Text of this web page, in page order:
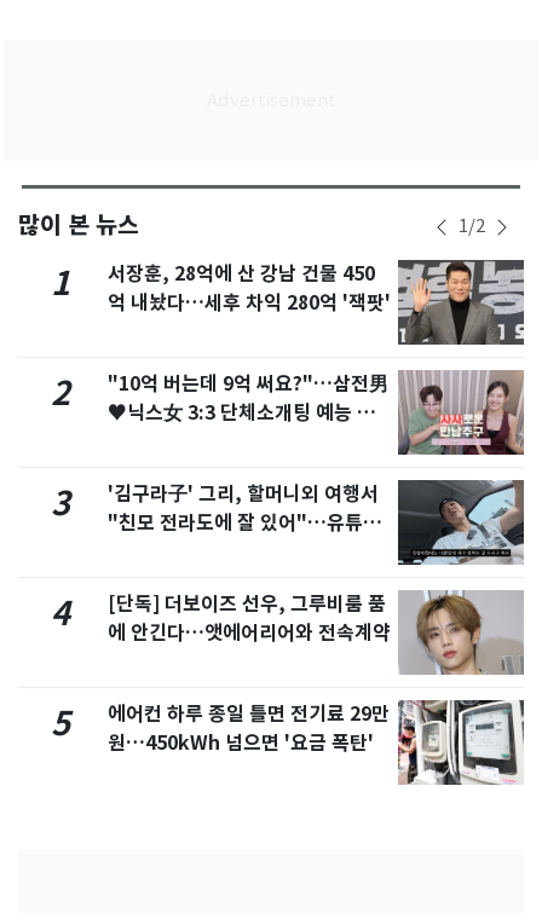
많이 본 뉴스 1/2
1
서장훈, 28억에 산 강남 건물 450
억 내놨다…세후 차익 280억 '잭팟'
2
"10억 버는데 9억 써요?"…삼전男
♥닉스女 3:3 단체소개팅 예능 화
3
'김구라子' 그리, 할머니외 여행서
"친모 전라도에 잘 있어"…유튜브
4
[단독] 더보이즈 선우, 그루비룸 품
에 안긴다…앳에어리어와 전속계약
5
에어컨 하루 종일 틀면 전기료 29만
원…450kWh 넘으면 '요금 폭탄'